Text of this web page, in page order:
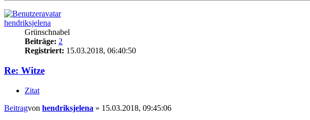
hendriksjelena
Grünschnabel
Beiträge: 2
Registriert: 15.03.2018, 06:40:50
Re: Witze
Zitat
Beitragvon hendriksjelena » 15.03.2018, 09:45:06